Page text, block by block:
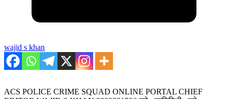
wajid s khan
ACS POLICE CRIME SQUAD ONLINE PORTAL CHIEF